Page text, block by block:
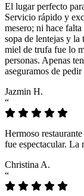
El lugar perfecto
Servicio rápido y
mesero; ni hace
sopa de lentejas y la
miel de trufa fue lo
personas. Apenas
aseguramos de pedir
Jazmin H.
“
Hermoso
fue espectacular. La
Christina A.
“